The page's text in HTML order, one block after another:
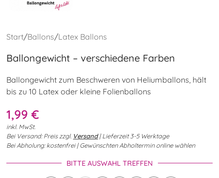
Start/Ballons/Latex Ballons
Ballongewicht – verschiedene Farben
Ballongewicht zum Beschweren von Heliumballons, hält
bis zu 10 Latex oder kleine Folienballons
1,99€
inkl. MwSt.
Bei Versand: Preis zzgl. Versand| Lieferzeit 3-5 Werktage
Bei Abholung: kostenfrei | Gewünschten Abholtermin online wählen
BITTE AUSWAHL TREFFEN